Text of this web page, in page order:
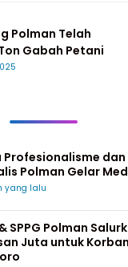
Polman Telah
Gabah Petani
Profesionalisme dan
Polman Gelar
yang lalu
& SPPG Polman
Juta untuk